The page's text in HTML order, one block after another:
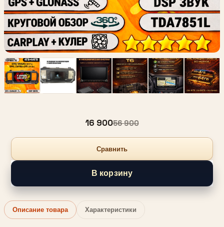
16 90056 900
Сравнить
В корзину
Описание товара Характеристики